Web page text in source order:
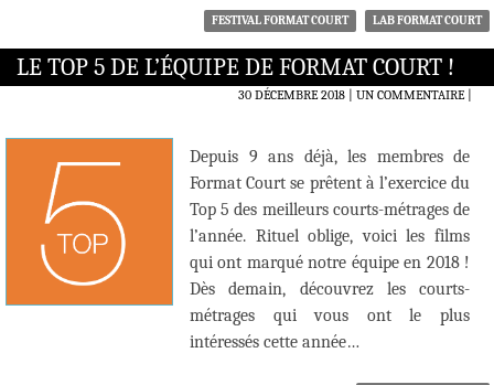
FESTIVAL FORMAT COURT LAB FORMAT COURT
LE TOP 5 DE L’ÉQUIPE DE FORMAT COURT !
30 DÉCEMBRE 2018 UN COMMENTAIRE|
Depuis 9 ans déjà, les membres de
Format Court se prêtent à l’exercice du
Top 5 des meilleurs courts-métrages de
l’année. Rituel oblige, voici les films
qui ont marqué notre équipe en 2018 !
Dès demain, découvrez les courts-
métrages qui vous ont le plus
intéressés cette année…